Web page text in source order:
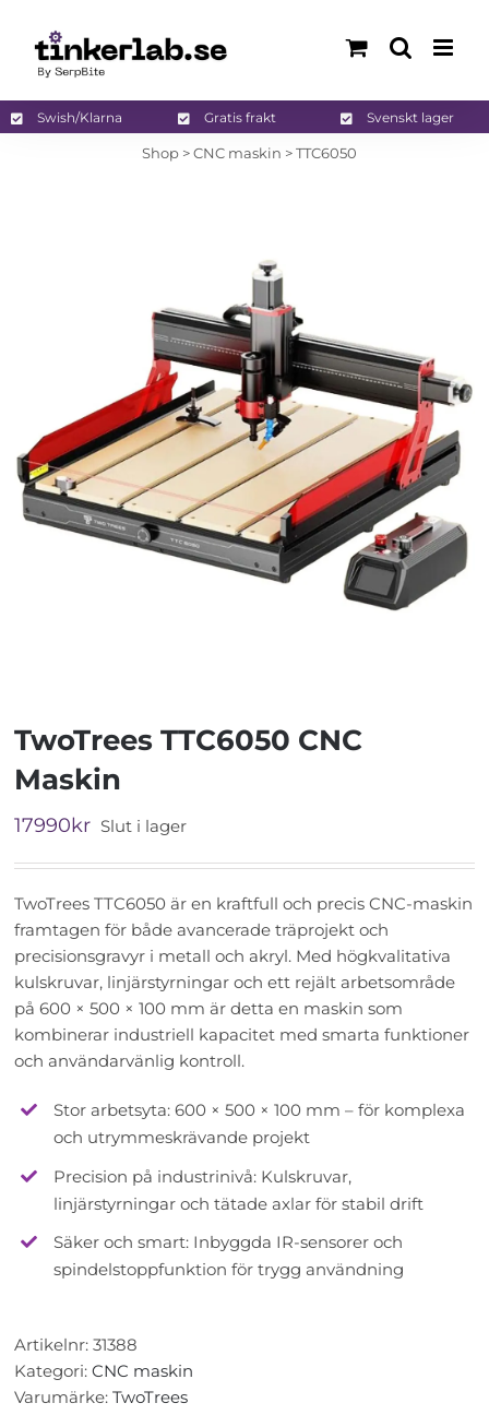
innehållet
Swish/Klarna Gratis frakt Svenskt lager
Shop >CNC maskin >TTC6050
TwoTrees TTC6050 CNC
Maskin
17990kr Slut i lager
TwoTrees TTC6050 är en kraftfull och precis CNC-maskin
framtagen för både avancerade träprojekt och
precisionsgravyr i metall och akryl. Med högkvalitativa
kulskruvar, linjärstyrningar och ett rejält arbetsområde
på 600 × 500 × 100 mm är detta en maskin som
kombinerar industriell kapacitet med smarta funktioner
och användarvänlig kontroll.
Stor arbetsyta: 600 × 500 × 100 mm – för komplexa
och utrymmeskrävande projekt
Precision på industrinivå: Kulskruvar,
linjärstyrningar och tätade axlar för stabil drift
Säker och smart: Inbyggda IR-sensorer och
spindelstoppfunktion för trygg användning
Artikelnr:31388
Kategori:CNC maskin
Varumärke:TwoTrees